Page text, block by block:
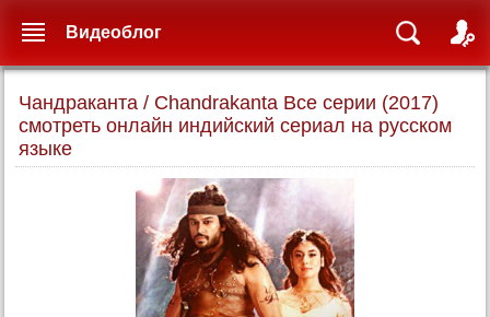
Чандраканта / Chandrakanta Все серии (2017)
смотреть онлайн индийский сериал на русском
языке
Видеоблог